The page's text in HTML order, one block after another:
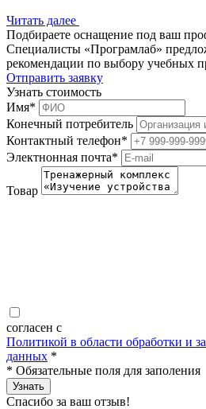
Читать далее
Подбираете оснащение под ваш
Специалисты «Програмлаб»
рекомендации по выбору учебных
Отправить заявку
Узнать стоимость
Имя*
Конечный потребитель
Контактный телефон*
Электнонная почта*
Товар
согласен с
Политикой в области обработки и
данных *
* Обязательные поля для заполения
Узнать
Спасибо за ваш отзыв!